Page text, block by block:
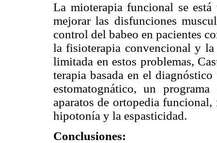
La mioterapia funcional se
mejorar las disfunciones
control del babeo en pacientes
la fisioterapia convencional y
limitada en estos problemas,
terapia basada en el
estomatognático, un
aparatos de ortopedia
hipotonía y la espasticidad.
Conclusiones: